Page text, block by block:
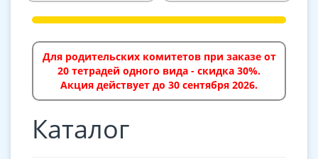
Для родительских комитетов при заказе от
20 тетрадей одного вида - скидка 30%.
Акция действует до 30 сентября 2026.
Каталог